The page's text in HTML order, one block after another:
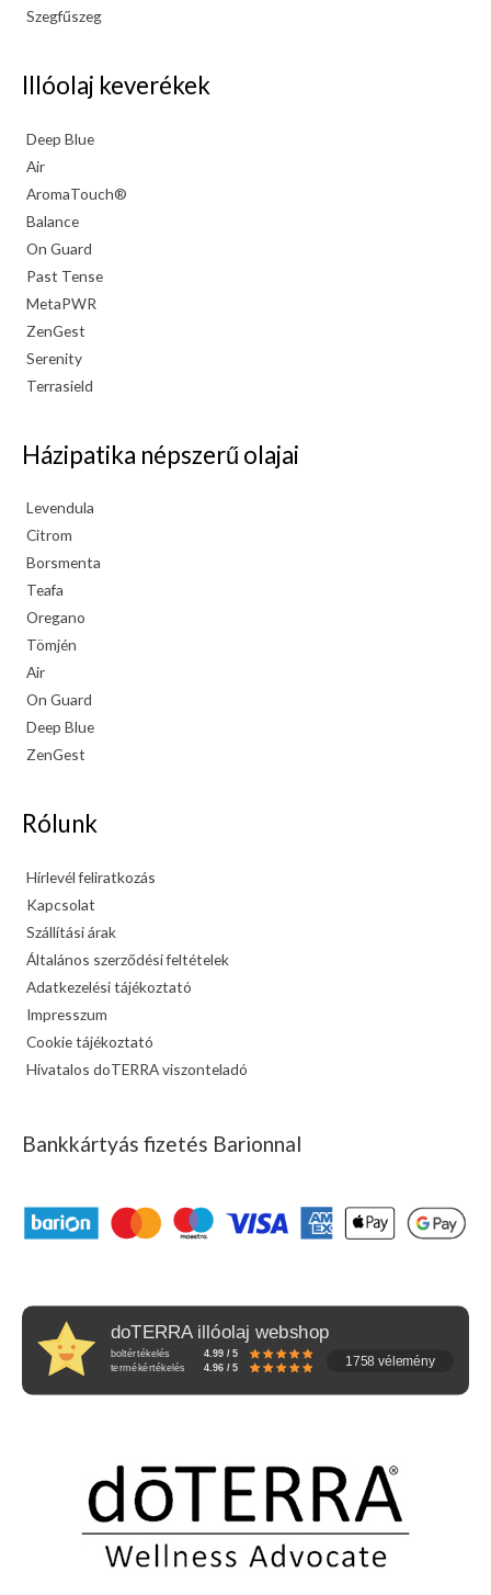
Szegfűszeg
Illóolaj keverékek
Deep Blue
Air
AromaTouch®
Balance
On Guard
Past Tense
MetaPWR
ZenGest
Serenity
Terrasield
Házipatika népszerű olajai
Levendula
Citrom
Borsmenta
Teafa
Oregano
Tömjén
Air
On Guard
Deep Blue
ZenGest
Rólunk
Hírlevél feliratkozás
Kapcsolat
Szállítási árak
Általános szerződési feltételek
Adatkezelési tájékoztató
Impresszum
Cookie tájékoztató
Hivatalos doTERRA viszonteladó
Bankkártyás fizetés Barionnal
doTERRA illóolaj webshop
boltértékelés
4.99 / 5
termékértékelés
4.96 / 5 1758 vélemény